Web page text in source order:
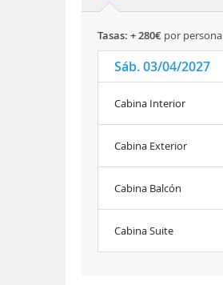
tasas: + 280€ por persona
Sáb. 03/04/2027
Cabina Interior
Cabina Exterior
Cabina Balcón
Cabina Suite